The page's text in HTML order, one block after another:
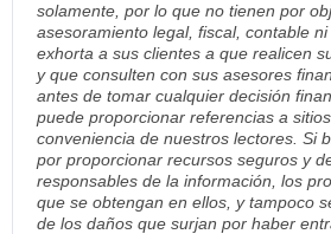
solamente, por lo que no tienen por
asesoramiento legal, fiscal, contable
exhorta a sus clientes a que realicen
y que consulten con sus asesores
antes de tomar cualquier decisión
puede proporcionar referencias a
conveniencia de nuestros lectores. Si
por proporcionar recursos seguros y
responsables de la información, los
que se obtengan en ellos, y tampoco
de los daños que surjan por haber